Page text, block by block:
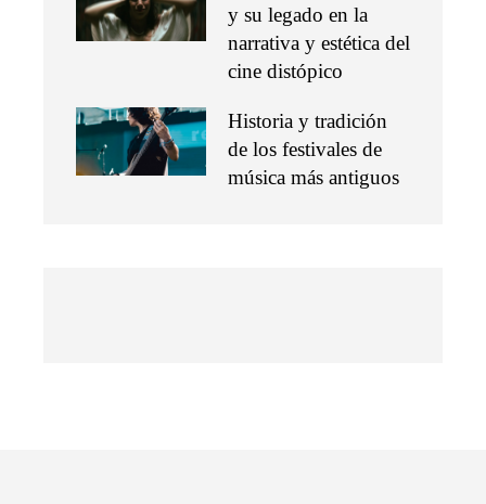
y su legado en la
narrativa y estética del
cine distópico
Historia y tradición
de los festivales de
música más antiguos